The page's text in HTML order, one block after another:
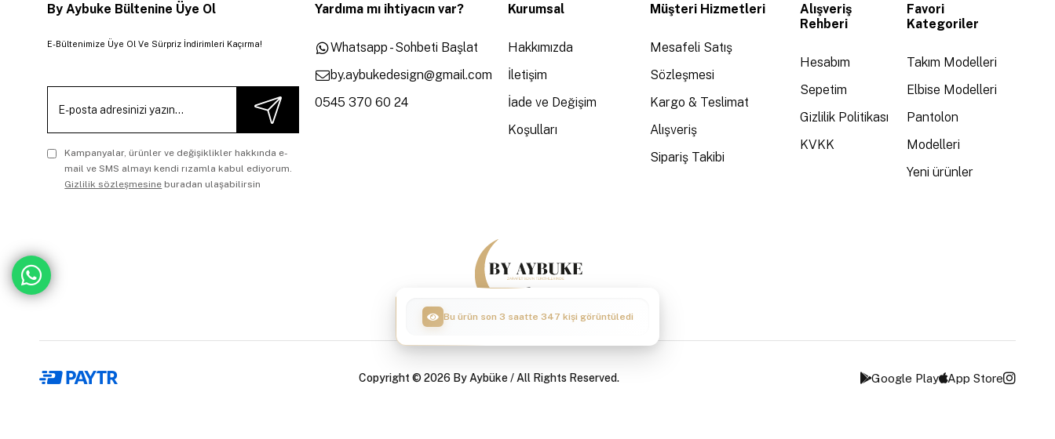
By Aybuke Bültenine Üye Ol
E-Bültenimize Üye Ol Ve Sürpriz İndirimleri Kaçırma!
Kampanyalar, ürünler ve değişiklikler hakkında e-
mail ve SMS almayı kendi rızamla kabul ediyorum.
Gizlilik sözleşmesine buradan ulaşabilirsin
Yardıma mı ihtiyacın var?
Whatsapp - Sohbeti Başlat
by.aybukedesign@gmail.com
0545 370 60 24
Kurumsal
Hakkımızda
İletişim
İade ve Değişim
Koşulları
Müşteri Hizmetleri
Mesafeli Satış
Sözleşmesi
Kargo & Teslimat
Alışveriş
Sipariş Takibi
Alışveriş
Rehberi
Hesabım
Sepetim
Gizlilik Politikası
KVKK
Favori
Kategoriler
Takım Modelleri
Elbise Modelleri
Pantolon
Modelleri
Yeni ürünler
Copyright © 2026 By Aybüke / All Rights Reserved. Google Play App Store
Bu ürün son 3 saatte 42 kişi sepete ekledi